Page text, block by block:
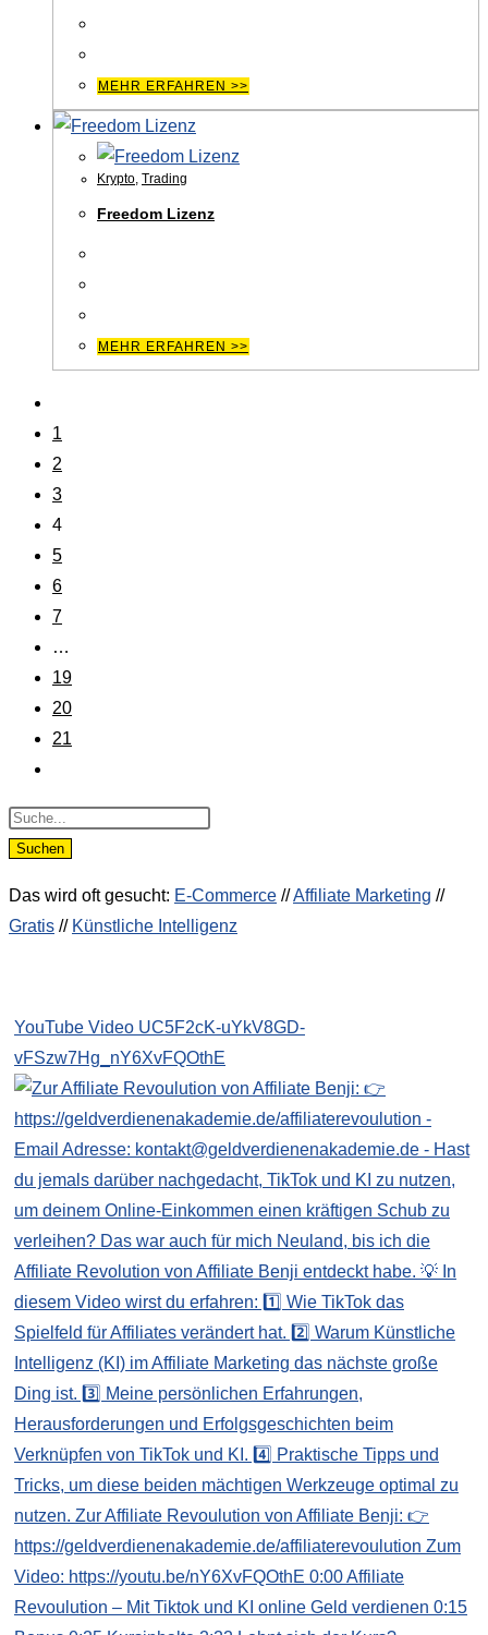
MEHR ERFAHREN >>
Krypto, Trading
Freedom Lizenz
MEHR ERFAHREN >>
1
2
3
4
5
6
7
…
19
20
21
Products
search
Suchen
Das wird oft gesucht: E-Commerce //Affiliate Marketing //
Gratis // Künstliche Intelligenz
YouTube Video UC5F2cK-uYkV8GD-
vFSzw7Hg_nY6XvFQOthE